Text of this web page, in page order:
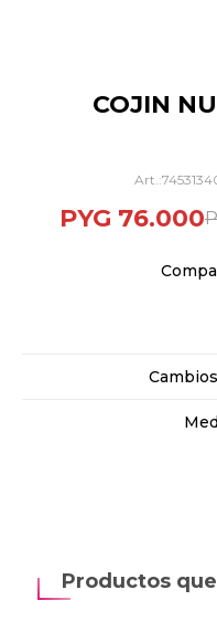
COJIN
PYG 76.000
Productos